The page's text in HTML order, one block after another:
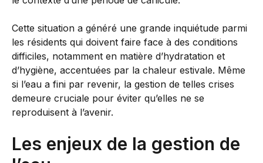
Cette situation a généré une grande inquiétude parmi
les résidents qui doivent faire face à des conditions
difficiles, notamment en matière d’hydratation et
d’hygiène, accentuées par la chaleur estivale. Même
si l’eau a fini par revenir, la gestion de telles crises
demeure cruciale pour éviter qu’elles ne se
reproduisent à l’avenir.
Les enjeux de la gestion de